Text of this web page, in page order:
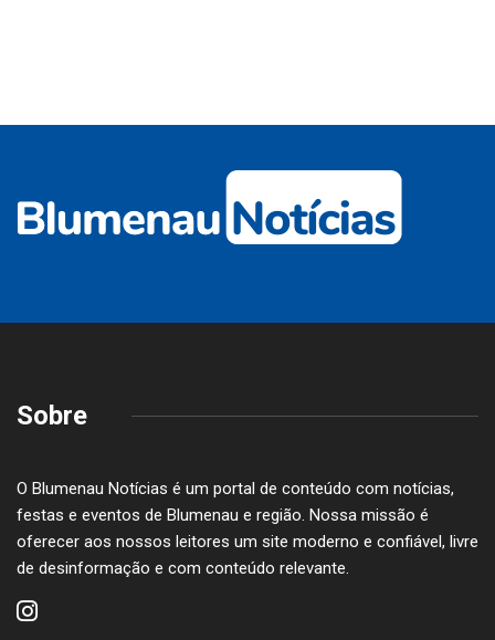
Sobre
O Blumenau Notícias é um portal de conteúdo com notícias,
festas e eventos de Blumenau e região. Nossa missão é
oferecer aos nossos leitores um site moderno e confiável, livre
de desinformação e com conteúdo relevante.